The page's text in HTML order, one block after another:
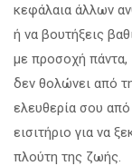
κεφάλαια άλλων
ή να βουτήξεις
με προσοχή πάντα,
δεν θολώνει από
ελευθερία σου
εισιτήριο για να
πλούτη της ζωής.